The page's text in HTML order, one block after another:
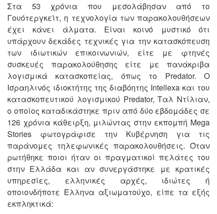
Στα 53 χρόνια που μεσολάβησαν από το
Γουότεργκεϊτ, η τεχνολογία των παρακολουθήσεων
έχει κάνει άλματα. Είναι κοινό μυστικό ότι
υπάρχουν δεκάδες τεχνικές για την κατασκόπευση
των ιδιωτικών επικοινωνιών, είτε με φτηνές
συσκευές παρακολούθησης είτε με πανάκριβα
λογισμικά κατασκοπείας, όπως το Ρredator. Ο
Ισραηλινός ιδιοκτήτης της διαβόητης Intellexa και του
κατασκοπευτικού λογισμικού Predator, Ταλ Ντίλιαν,
ο οποίος καταδικάστηκε πριν από δύο εβδομάδες σε
126 χρόνια κάθειρξη, μιλώντας στην εκπομπή Mega
Stories φωτογράφισε την Κυβέρνηση για τις
παράνομες τηλεφωνικές παρακολουθήσεις. Όταν
ρωτήθηκε ποιοι ήταν οι πραγματικοί πελάτες του
στην Ελλάδα και αν συνεργάστηκε με κρατικές
υπηρεσίες, ελληνικές αρχές, ιδιώτες ή
οποιονδήποτε Έλληνα αξιωματούχο, είπε τα εξής
εκπληκτικά: